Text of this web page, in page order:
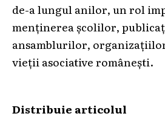
de-a lungul anilor, un rol
menținerea școlilor,
ansamblurilor,
vieții asociative românești.
Distribuie articolul